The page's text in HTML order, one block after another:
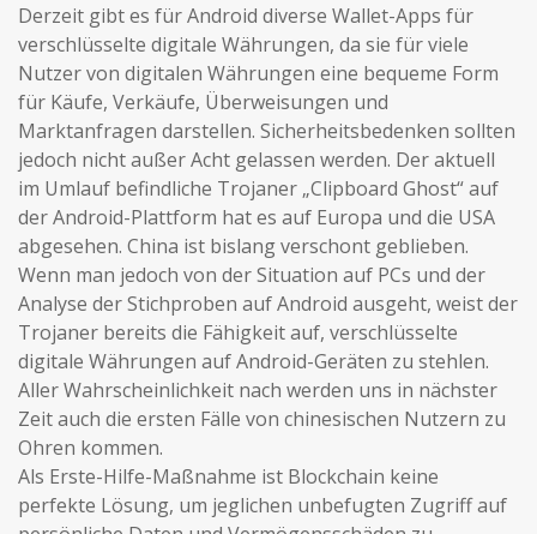
Derzeit gibt es für Android diverse Wallet-Apps für
verschlüsselte digitale Währungen, da sie für viele
Nutzer von digitalen Währungen eine bequeme Form
für Käufe, Verkäufe, Überweisungen und
Marktanfragen darstellen. Sicherheitsbedenken sollten
jedoch nicht außer Acht gelassen werden. Der aktuell
im Umlauf befindliche Trojaner „Clipboard Ghost“ auf
der Android-Plattform hat es auf Europa und die USA
abgesehen. China ist bislang verschont geblieben.
Wenn man jedoch von der Situation auf PCs und der
Analyse der Stichproben auf Android ausgeht, weist der
Trojaner bereits die Fähigkeit auf, verschlüsselte
digitale Währungen auf Android-Geräten zu stehlen.
Aller Wahrscheinlichkeit nach werden uns in nächster
Zeit auch die ersten Fälle von chinesischen Nutzern zu
Ohren kommen.
Als Erste-Hilfe-Maßnahme ist Blockchain keine
perfekte Lösung, um jeglichen unbefugten Zugriff auf